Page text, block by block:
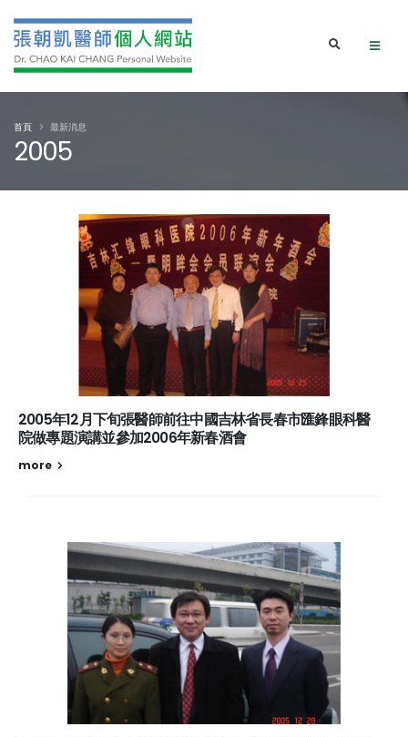
2005
首頁 最新消息
2005年12月下旬張醫師前往中國吉林省長春市匯鋒眼科醫
院做專題演講並參加2006年新春酒會
more